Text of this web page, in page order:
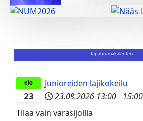
Tapahtumakalenteri
23
elo
Junioreiden lajikokeilu
23.08.2026 13:00- 15:00
Tilaa vain varasijoilla